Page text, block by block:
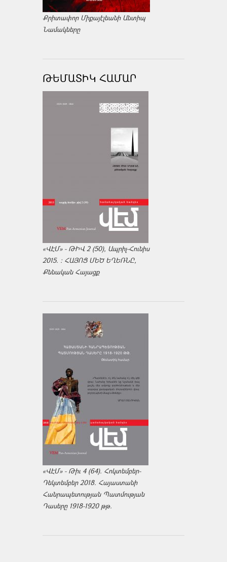
Քրիտափոր Միքայէլեանի Անտիպ
Նամակները
ԹԵՄԱՏԻԿ ՀԱՄԱՐ
«ՎԷՄ» - ԹԻՎ 2 (50), Ապրիլ-Հունիս
2015. : ՀԱՅՈՑ ՄԵԾ ԵՂԵՌՆԸ,
Քննական Հայացք
«ՎԷՄ» - Թիւ 4 (64). Հոկտեմբեր-
Դեկտեմբեր 2018. Հայաստանի
Հանրապետության Պատմության
Դասերը 1918-1920 թթ.